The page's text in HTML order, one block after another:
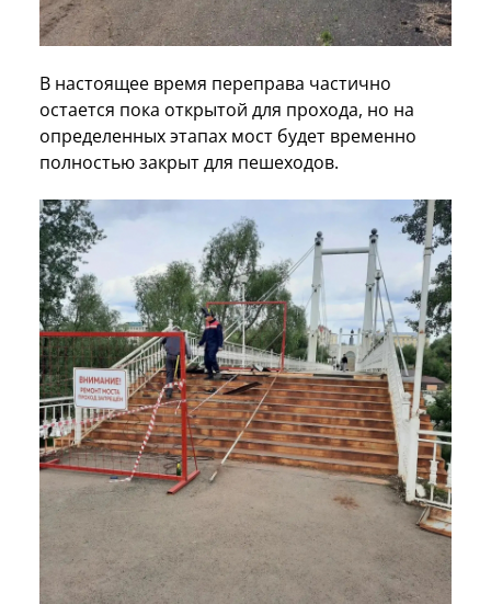
В настоящее время переправа частично
остается пока открытой для прохода, но на
определенных этапах мост будет временно
полностью закрыт для пешеходов.